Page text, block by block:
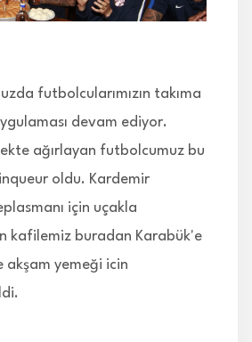
futbolcularımızın takıma
devam ediyor.
ağırlayan futbolcumuz bu
oldu. Kardemir
için uçakla
kafilemiz buradan Karabük'e
akşam yemeği icin